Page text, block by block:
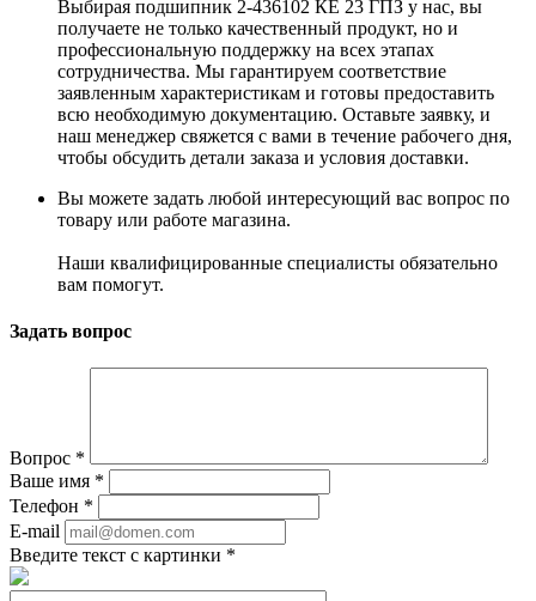
Выбирая подшипник 2-436102 КЕ 23 ГПЗ у нас, вы
получаете не только качественный продукт, но и
профессиональную поддержку на всех этапах
сотрудничества. Мы гарантируем соответствие
заявленным характеристикам и готовы предоставить
всю необходимую документацию. Оставьте заявку, и
наш менеджер свяжется с вами в течение рабочего дня,
чтобы обсудить детали заказа и условия доставки.
Вы можете задать любой интересующий вас вопрос по
товару или работе магазина.
Наши квалифицированные специалисты обязательно
вам помогут.
Задать вопрос
Вопрос *
Ваше имя *
Телефон *
E-mail
Введите текст с картинки *